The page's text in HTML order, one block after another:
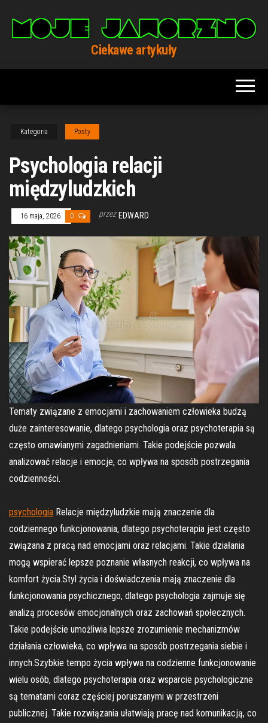
treści
Ciekawe artykuły
Kategoria Posty
Psychologia relacji
międzyludzkich
16 maja, 2026 0 przez EDWARD
Tematy związane z emocjami i zachowaniem człowieka budzą
duże zainteresowanie, dlatego psychologia oraz psychoterapia są
często omawianymi zagadnieniami. Takie podejście pozwala
analizować relacje i emocje, co wpływa na sposób postrzegania
codzienności.
psychologia Relacje międzyludzkie mają znaczenie dla
codziennego funkcjonowania, dlatego psychoterapia jest często
związana z pracą nad emocjami oraz relacjami. Takie działania
mogą wspierać lepsze poznanie własnych reakcji, co wpływa na
komfort życia.Styl życia i doświadczenia mają znaczenie dla
funkcjonowania psychicznego, dlatego psychologia zajmuje się
analizą procesów emocjonalnych oraz zachowań społecznych.
Takie podejście umożliwia lepsze zrozumienie mechanizmów
działania człowieka, co wpływa na sposób postrzegania siebie i
innych.Szybkie tempo życia wpływa na codzienne funkcjonowanie
wielu osób, dlatego psychoterapia oraz wsparcie psychologiczne
są tematami coraz częściej poruszanymi w przestrzeni
publicznej. Takie rozwiązania ułatwiają pracę nad komunikacją, co